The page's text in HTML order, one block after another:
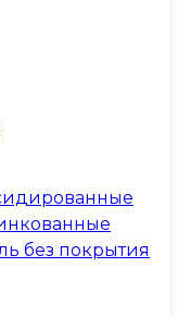
без покрытия